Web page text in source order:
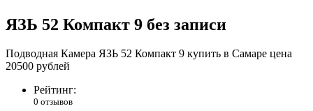
ЯЗЬ 52 Компакт 9 без записи
Подводная Камера ЯЗЬ 52 Компакт 9 купить в Самаре цена
20500 рублей
Рейтинг:
0 отзывов